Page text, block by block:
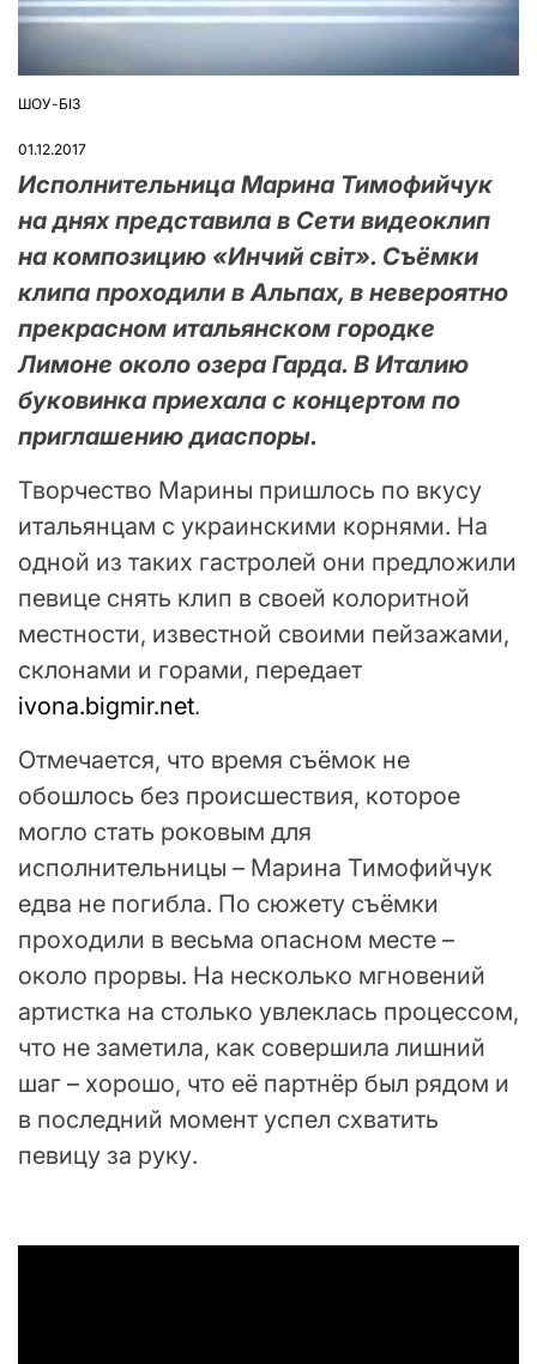
ОПУБЛІКУВАТИ
ШОУ-БІЗ
01.12.2017
Исполнительница Марина Тимофийчук
на днях представила в Сети видеоклип
на композицию «Инчий світ». Съёмки
клипа проходили в Альпах, в невероятно
прекрасном итальянском городке
Лимоне около озера Гарда. В Италию
буковинка приехала с концертом по
приглашению диаспоры.
Творчество Марины пришлось по вкусу
итальянцам с украинскими корнями. На
одной из таких гастролей они предложили
певице снять клип в своей колоритной
местности, известной своими пейзажами,
склонами и горами, передает
ivona.bigmir.net.
Отмечается, что время съёмок не
обошлось без происшествия, которое
могло стать роковым для
исполнительницы – Марина Тимофийчук
едва не погибла. По сюжету съёмки
проходили в весьма опасном месте –
около прорвы. На несколько мгновений
артистка на столько увлеклась процессом,
что не заметила, как совершила лишний
шаг – хорошо, что её партнёр был рядом и
в последний момент успел схватить
певицу за руку.